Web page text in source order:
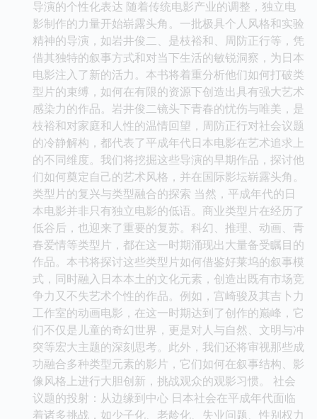
导演的个性化表达 随着传统电影产业的调整，独立电
影制作的力量开始崭露头角。一批极具个人风格和实验
精神的导演，如岩井俊二、是枝裕和、周防正行等，凭
借其独特的叙事方式和对当下生活的敏锐洞察，为日本
电影注入了新的活力。本书将着重分析他们如何打破类
型片的束缚，如何在有限的资源下创造出具有强大艺术
感染力的作品。岩井俊二镜头下青春的忧伤与唯美，是
枝裕和对家庭和人性的温情回望，周防正行对社会议题
的冷静解构，都代表了平成年代日本电影在艺术追求上
的不同维度。我们将挖掘这些导演的早期作品，探讨他
们如何奠定自己的艺术风格，并在国际影坛崭露头角。
类型片的复兴与类型融合的探索 当然，平成年代的日
本电影并非只有独立电影的低语。商业类型片在经历了
低谷后，也迎来了重要的复苏。科幻、推理、动画、青
春爱情等类型片，都在这一时期涌现出大量备受瞩目的
作品。本书将探讨这些类型片如何借鉴好莱坞的叙事模
式，同时融入日本本土的文化元素，创造出既有市场竞
争力又不失艺术个性的作品。例如，宫崎骏及其吉卜力
工作室的动画电影，在这一时期达到了创作的巅峰，它
们不仅是儿童的奇幻世界，更是对人与自然、文明与冲
突等宏大主题的深刻思考。此外，我们还将审视那些成
功融合多种类型元素的影片，它们如何在叙事结构、影
像风格上进行大胆创新，挑战观众的观影习惯。 社会
议题的投射：从边缘到中心 日本社会在平成年代面临
着诸多挑战，如少子化、老龄化、失业问题、性别权力